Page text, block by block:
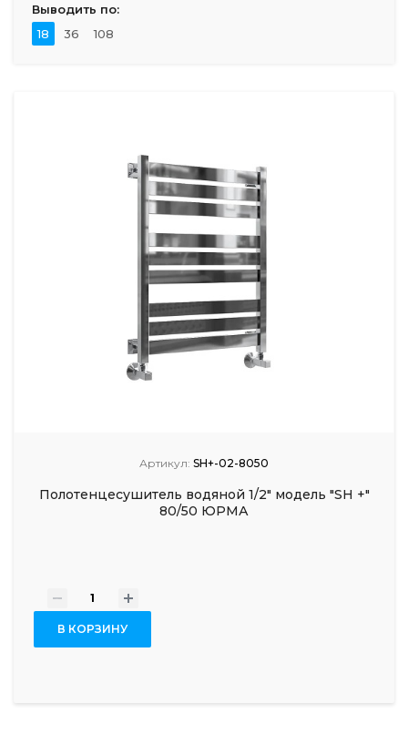
Выводить по:
18
36 108
Артикул: SH+-02-8050
Полотенцесушитель водяной 1/2" модель "SH +"
80/50 ЮРМА
- +
В КОРЗИНУ